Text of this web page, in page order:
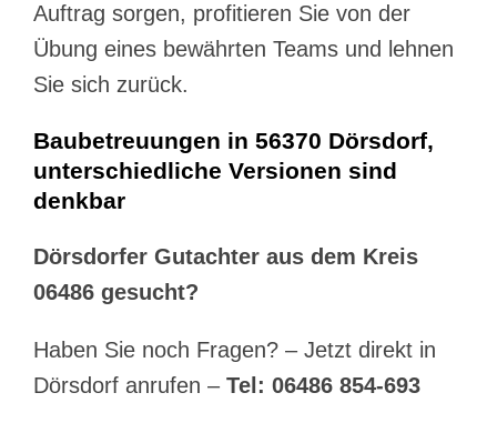
Auftrag sorgen, profitieren Sie von der
Übung eines bewährten Teams und lehnen
Sie sich zurück.
Baubetreuungen in 56370 Dörsdorf,
unterschiedliche Versionen sind
denkbar
Dörsdorfer Gutachter aus dem Kreis
06486 gesucht?
Haben Sie noch Fragen? – Jetzt direkt in
Dörsdorf anrufen – Tel: 06486 854-693